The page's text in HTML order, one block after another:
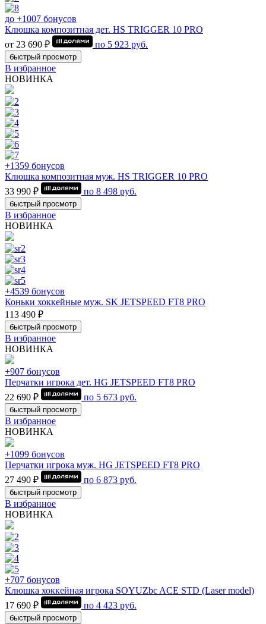
до +1007 бонусов
Клюшка композитная дет. HS TRIGGER 10 PRO
от 23 690 ₽
по 5 923 руб.
быстрый просмотр
В избранное
НОВИНКА
+1359 бонусов
Клюшка композитная муж. HS TRIGGER 10 PRO
33 990 ₽
по 8 498 руб.
быстрый просмотр
В избранное
НОВИНКА
+4539 бонусов
Коньки хоккейные муж. SK JETSPEED FT8 PRO
113 490 ₽
быстрый просмотр
В избранное
НОВИНКА
+907 бонусов
Перчатки игрока дет. HG JETSPEED FT8 PRO
22 690 ₽
по 5 673 руб.
быстрый просмотр
В избранное
НОВИНКА
+1099 бонусов
Перчатки игрока муж. HG JETSPEED FT8 PRO
27 490 ₽
по 6 873 руб.
быстрый просмотр
В избранное
НОВИНКА
+707 бонусов
Клюшка хоккейная игрока SOYUZbc ACE STD (Laser model)
17 690 ₽
по 4 423 руб.
быстрый просмотр